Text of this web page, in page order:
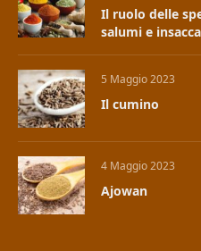
Il ruolo delle
salumi e
5 Maggio 2023
Il cumino
4 Maggio 2023
Ajowan